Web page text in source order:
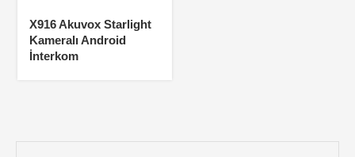
X916 Akuvox Starlight
Kameralı Android
İnterkom